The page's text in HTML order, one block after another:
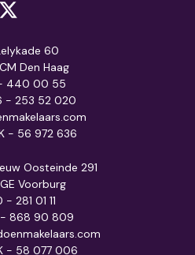
60
Den Haag
440 00 55
- 253 52 020
- 56 972 636
Oosteinde 291
Voorburg
281 01 11
868 90 809
- 58 077 006